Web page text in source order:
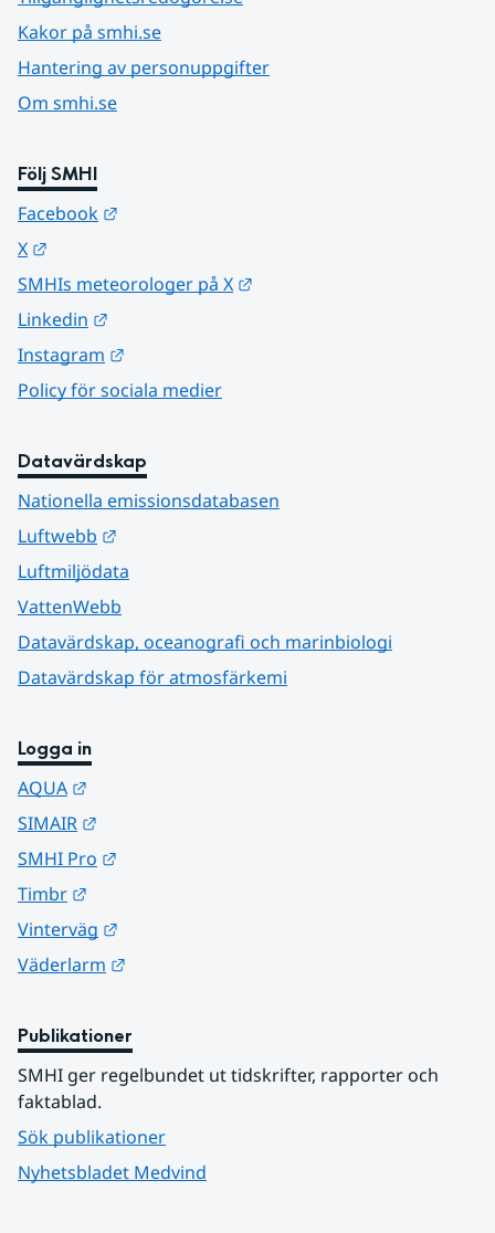
Kakor på smhi.se
Hantering av personuppgifter
Om smhi.se
Följ SMHI
Facebook
X
SMHIs meteorologer på X
Linkedin
Instagram
Policy för sociala medier
Datavärdskap
Nationella emissionsdatabasen
Luftwebb
Luftmiljödata
VattenWebb
Datavärdskap, oceanografi och marinbiologi
Datavärdskap för atmosfärkemi
Logga in
AQUA
SIMAIR
SMHI Pro
Timbr
Vinterväg
Väderlarm
Publikationer
SMHI ger regelbundet ut tidskrifter, rapporter och
faktablad.
Sök publikationer
Nyhetsbladet Medvind